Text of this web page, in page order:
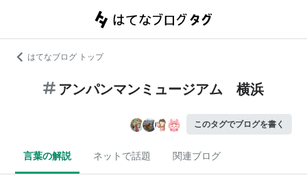
はてなブログ トップ
アンパンマンミュージアム 横浜
このタグでブログを書く
言葉の解説 ネットで話題 関連ブログ